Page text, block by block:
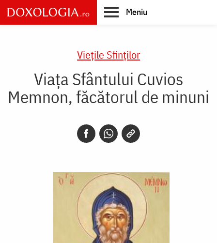
Skip
to
main
Meniu
Vieţile Sfinţilor
Viața Sfântului Cuvios
Memnon, făcătorul de minuni